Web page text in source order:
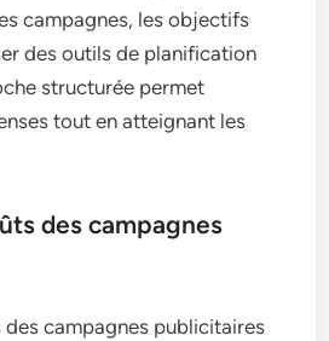
campagnes, les objectifs
des outils de planification
structurée permet
tout en atteignant les
des campagnes
des campagnes publicitaires